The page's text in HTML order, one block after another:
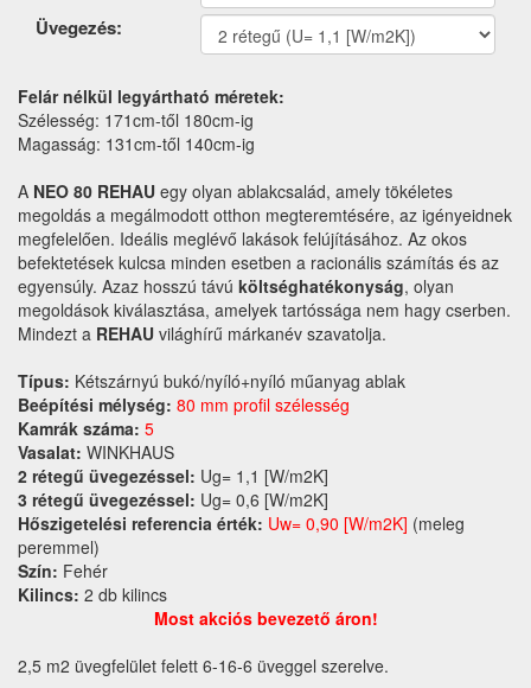
Üvegezés:
Felár nélkül legyártható méretek:
Szélesség: 171cm-től 180cm-ig
Magasság: 131cm-től 140cm-ig
A NEO 80 REHAU egy olyan ablakcsalád, amely tökéletes
megoldás a megálmodott otthon megteremtésére, az igényeidnek
megfelelően. Ideális meglévő lakások felújításához. Az okos
befektetések kulcsa minden esetben a racionális számítás és az
egyensúly. Azaz hosszú távú költséghatékonyság, olyan
megoldások kiválasztása, amelyek tartóssága nem hagy cserben.
Mindezt a REHAU világhírű márkanév szavatolja.
Típus: Kétszárnyú bukó/nyíló+nyíló műanyag ablak
Beépítési mélység: 80 mm profil szélesség
Kamrák száma: 5
Vasalat: WINKHAUS
2 rétegű üvegezéssel: Ug= 1,1 [W/m2K]
3 rétegű üvegezéssel: Ug= 0,6 [W/m2K]
Hőszigetelési referencia érték: Uw= 0,90 [W/m2K] (meleg
peremmel)
Szín: Fehér
Kilincs: 2 db kilincs
Most akciós bevezető áron!
2,5 m2 üvegfelület felett 6-16-6 üveggel szerelve.